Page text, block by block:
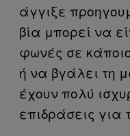
άγγιξε
βία μπορεί να
φωνές σε
ή να βγάλει τη
έχουν πολύ
επιδράσεις για